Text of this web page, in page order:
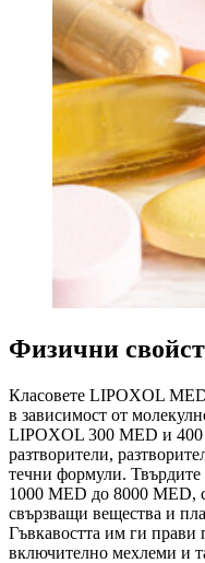
Физични
Класовете LIPOXOL
в зависимост от
LIPOXOL 300 MED и 400
разтворители,
течни формули.
1000 MED до 8000 MED,
свързващи вещества и
Гъвкавостта им ги
включително мехлеми и